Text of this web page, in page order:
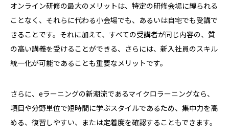
オンライン研修の最大のメリットは、特定の研修会場に縛られる
ことなく、それらに代わる小会場でも、あるいは自宅でも受講で
きることです。それに加えて、すべての受講者が同じ内容の、質
の高い講義を受けることができる、さらには、新入社員のスキル
統一化が可能であることも重要なメリットです。
さらに、eラーニングの新潮流であるマイクロラーニングなら、
項目や分野単位で短時間に学ぶスタイルであるため、集中力を高
める、復習しやすい、または定着度を確認することもできます。